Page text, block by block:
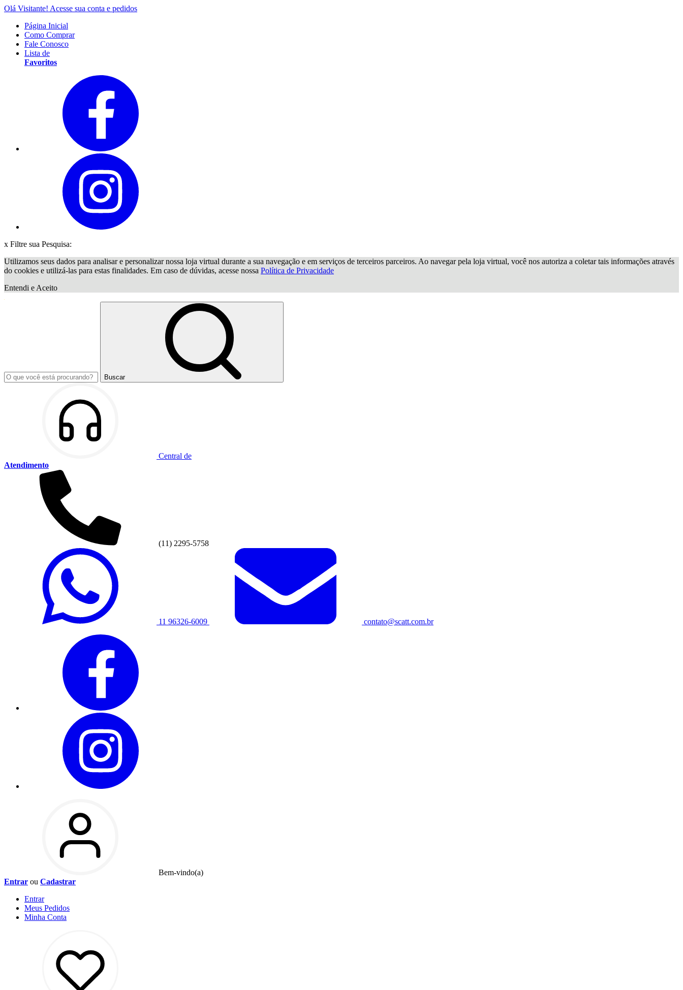
Olá Visitante! Acesse sua conta e pedidos
Página Inicial
Como Comprar
Fale Conosco
Lista de
Favoritos
x Filtre sua Pesquisa:
Utilizamos seus dados para analisar e personalizar nossa loja virtual durante a sua navegação e em serviços de terceiros parceiros. Ao navegar pela loja virtual, você nos autoriza a coletar tais informações através
do cookies e utilizá-las para estas finalidades. Em caso de dúvidas, acesse nossa Política de Privacidade
Entendi e Aceito
Buscar
Central de
Atendimento
(11) 2295-5758
11 96326-6009 contato@scatt.com.br
Bem-vindo(a)
Entrar ou Cadastrar
Entrar
Meus Pedidos
Minha Conta